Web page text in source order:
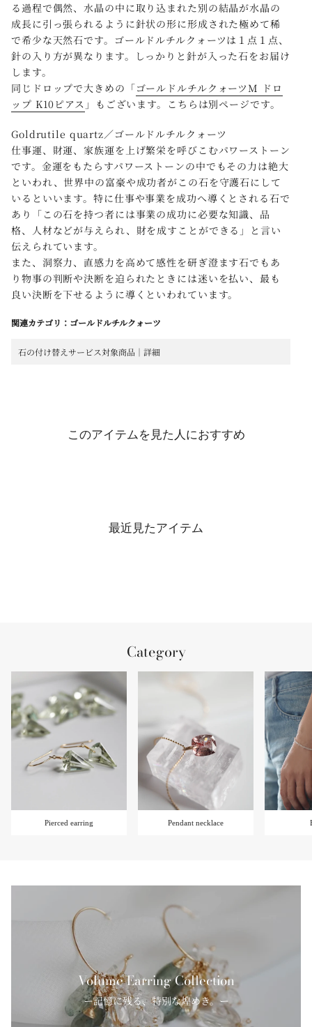
る過程で偶然、水晶の中に取り込まれた別の結晶が水晶の
成長に引っ張られるように針状の形に形成された極めて稀
で希少な天然石です。ゴールドルチルクォーツは１点１点、
針の入り方が異なります。しっかりと針が入った石をお届け
します。
同じドロップで大きめの「ゴールドルチルクォーツM ドロ
ップ K10ピアス 」もございます。こちらは別ページです。
Goldrutile quartz／ゴールドルチルクォーツ
仕事運、財運、家族運を上げ繁栄を呼びこむパワーストーン
です。金運をもたらすパワーストーンの中でもその力は絶大
といわれ、世界中の富豪や成功者がこの石を守護石にして
いるといいます。特に仕事や事業を成功へ導くとされる石で
あり「この石を持つ者には事業の成功に必要な知識、品
格、人材などが与えられ、財を成すことができる」と言い
伝えられています。
また、洞察力、直感力を高めて感性を研ぎ澄ます石でもあ
り物事の判断や決断を迫られたときには迷いを払い、最も
良い決断を下せるように導くといわれています。
関連カテゴリ：ゴールドルチルクォーツ
石の付け替えサービス対象商品｜詳細
このアイテムを見た人におすすめ
最近見たアイテム
Category
Pierced earring Pendant necklace
Volume Earring Collection
ー記憶に残る、特別な煌めき。ー